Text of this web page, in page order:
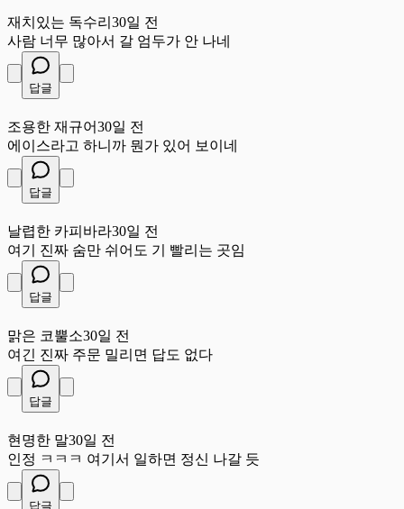
재치있는 독수리 30일 전
사람 너무 많아서 갈 엄두가 안 나네
답글
조용한 재규어30일 전
에이스라고 하니까 뭔가 있어 보이네
답글
날렵한 카피바라30일 전
여기 진짜 숨만 쉬어도 기 빨리는 곳임
답글
맑은 코뿔소30일 전
여긴 진짜 주문 밀리면 답도 없다
답글
현명한 말30일 전
인정 ㅋㅋㅋ 여기서 일하면 정신 나갈 듯
답글